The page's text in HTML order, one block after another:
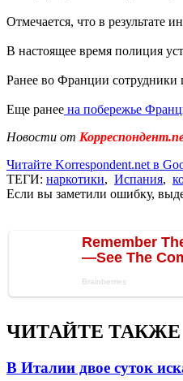
Отмечается, что в результате
В настоящее время полиция
Ранее во Франции сотрудники
Еще ранее на побережье
Новости от
Читайте Korrespondent.net в
ТЕГИ: наркотики, Испания,
Если вы заметили ошибку,
ЧИТАЙТЕ ТАКЖЕ
В Италии двое суток